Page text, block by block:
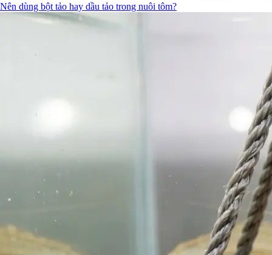
Nên dùng bột tảo hay dầu tảo trong nuôi tôm?